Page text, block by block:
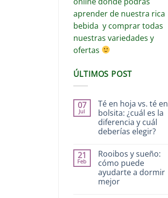
aprender de nuestra rica
bebida y comprar todas
nuestras variedades y
ofertas
ÚLTIMOS POST
07
Jul
Té en hoja vs. té en
bolsita: ¿cuál es la
diferencia y cuál
deberías elegir?
21
Feb
Rooibos y sueño:
cómo puede
ayudarte a dormir
mejor